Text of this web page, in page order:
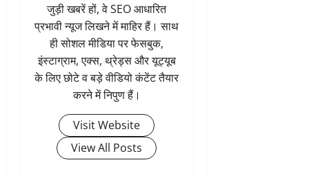
जुड़ी खबरें हों, वे SEO आधारित
प्रभावी न्यूज लिखने में माहिर हैं। साथ
ही सोशल मीडिया पर फेसबुक,
इंस्टाग्राम, एक्स, थ्रेड्स और यूट्यूब
के लिए छोटे व बड़े वीडियो कंटेंट तैयार
करने में निपुण हैं।
Visit Website
View All Posts